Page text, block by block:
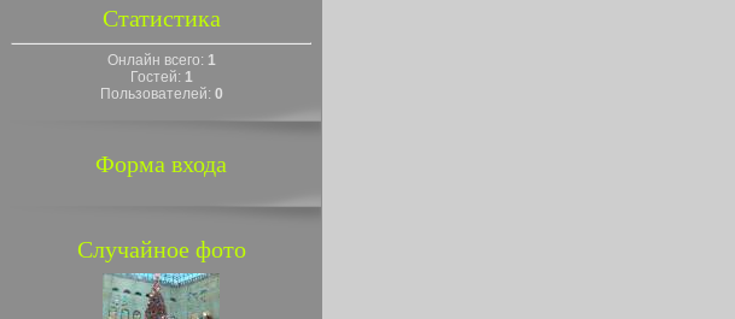
Статистика
Онлайн всего: 1
Гостей: 1
Пользователей: 0
Форма входа
Случайное фото